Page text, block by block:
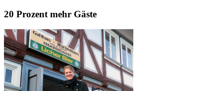
20 Prozent mehr Gäste